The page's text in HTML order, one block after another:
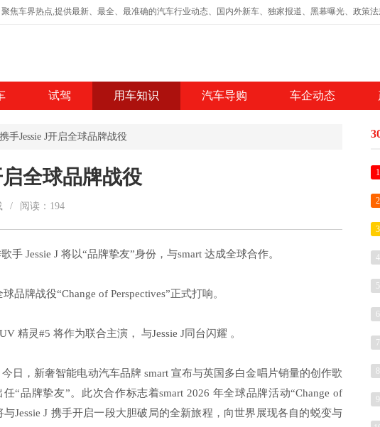
焦车界热点,提供最新、最全、最准确的汽车行业动态、国内外新车、独家报道、黑幕曝光、政策法
试驾 用车知识 汽车导购 车企动态
手Jessie J开启全球品牌战役
全球品牌战役
/ 阅读： 194
手 Jessie J 将以“品牌挚友”身份，与smart 达成全球合作。
品牌战役“Change of Perspectives”正式打响。
精灵#5 将作为联合主演， 与Jessie J同台闪耀 。
今日，新奢智能电动汽车品牌 smart 宣布与英国多白金唱片销量的创作歌
“品牌挚友”。此次合作标志着smart 2026 年全球品牌活动“Change of
与Jessie J 携手开启一段大胆破局的全新旅程，向世界展现各自的蜕变与
1
2
3
4
5
6
7
9